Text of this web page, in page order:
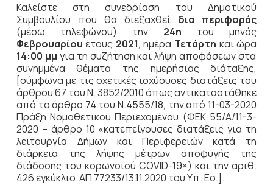
Καλείστε στη συνεδρίαση του Δημοτικού
Συμβουλίου που θα διεξαχθεί δια περιφοράς
(μέσω τηλεφώνου) την 24η του μηνός
Φεβρουαρίου έτους 2021, ημέρα Τετάρτη και ώρα
14:00 μμ για τη συζήτηση και λήψη αποφάσεων στα
συνημμένα θέματα της ημερήσιας διάταξης,
[σύμφωνα με τις σχετικές ισχύουσες διατάξεις του
άρθρου 67 του Ν. 3852/2010 όπως αντικαταστάθηκε
από το άρθρο 74 του Ν.4555/18, την από 11-03-2020
Πράξη Νομοθετικού Περιεχομένου (ΦΕΚ 55/Α/11-3-
2020 – άρθρο 10 «κατεπείγουσες διατάξεις για τη
λειτουργία Δήμων και Περιφερειών κατά τη
διάρκεια της λήψης μέτρων αποφυγής της
διάδοσης του κορωνοϊού COVID-19») και την αριθ.
426 εγκύκλιο ΑΠ 77233/13.11.2020 του Υπ. Εσ.].